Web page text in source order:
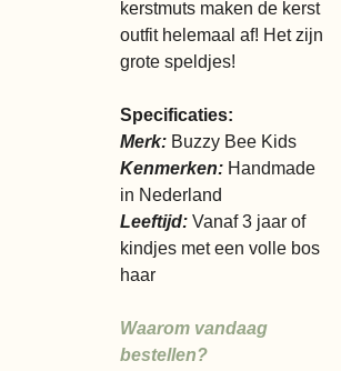
kerstmuts maken de kerst
outfit helemaal af! Het zijn
grote speldjes!
Specificaties:
Merk: Buzzy Bee Kids
Kenmerken: Handmade
in Nederland
Leeftijd: Vanaf 3 jaar of
kindjes met een volle bos
haar
Waarom vandaag
bestellen?